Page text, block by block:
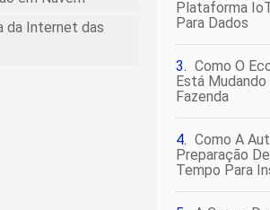
da Internet das
Plataforma
Para Dados
Como O
Está
Fazenda
Como A
Preparação
Tempo Para